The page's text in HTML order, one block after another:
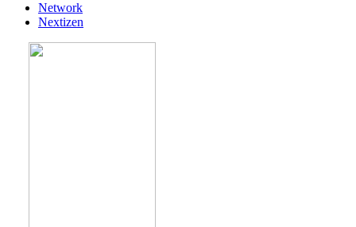
Network
Nextizen